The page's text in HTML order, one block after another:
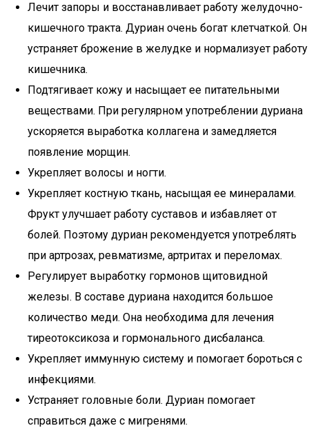
Лечит запоры и восстанавливает работу желудочно-
кишечного тракта. Дуриан очень богат клетчаткой. Он
устраняет брожение в желудке и нормализует работу
кишечника.
Подтягивает кожу и насыщает ее питательными
веществами. При регулярном употреблении дуриана
ускоряется выработка коллагена и замедляется
появление морщин.
Укрепляет волосы и ногти.
Укрепляет костную ткань, насыщая ее минералами.
Фрукт улучшает работу суставов и избавляет от
болей. Поэтому дуриан рекомендуется употреблять
при артрозах, ревматизме, артритах и переломах.
Регулирует выработку гормонов щитовидной
железы. В составе дуриана находится большое
количество меди. Она необходима для лечения
тиреотоксикоза и гормонального дисбаланса.
Укрепляет иммунную систему и помогает бороться с
инфекциями.
Устраняет головные боли. Дуриан помогает
справиться даже с мигренями.